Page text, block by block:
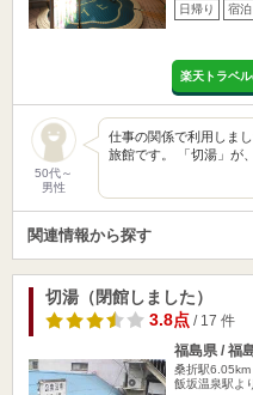
日帰り 宿泊
楽天トラベ
50代～
男性
仕事の関係で利用しま
旅館です。 「切湯」が
関連情報から探す
切湯（閉館しました）
3.8点/ 17 件
福島県 / 福
桑折駅6.05km
飯坂温泉駅よ